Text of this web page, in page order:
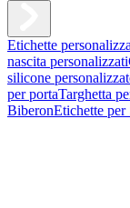
Etichette
nascita personalizzati
silicone
per portaTarghetta
BiberonEtichette per